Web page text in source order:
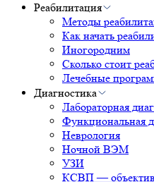
Реабилитация
Методы
Как начать
Иногородним
Сколько стоит
Лечебные
Диагностика
Лабораторная
Функциональная
Неврология
Ночной ВЭМ
УЗИ
КСВП —